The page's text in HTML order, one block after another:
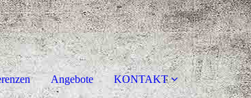
Angebote KONTAKT